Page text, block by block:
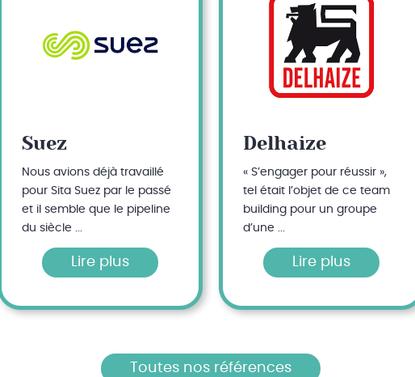
Suez
Nous avions déjà travaillé
pour Sita Suez par le passé
et il semble que le pipeline
du siècle ...
Lire plus
Delhaize
« S’engager pour réussir »,
tel était l’objet de ce team
building pour un groupe
d’une ...
Lire plus
Toutes nos références